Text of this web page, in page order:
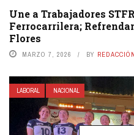
Une a Trabajadores
Ferrocarrilera;
Flores
MARZO 7, 2026 BY REDACCIÓN
LABORAL NACIONAL